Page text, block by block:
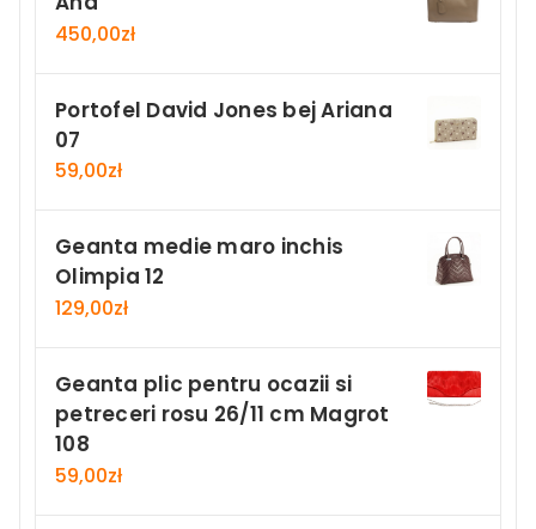
450,00zł
Portofel David Jones bej Ariana
07
59,00zł
Geanta medie maro inchis
Olimpia 12
129,00zł
Geanta plic pentru ocazii si
petreceri rosu 26/11 cm Magrot
108
59,00zł